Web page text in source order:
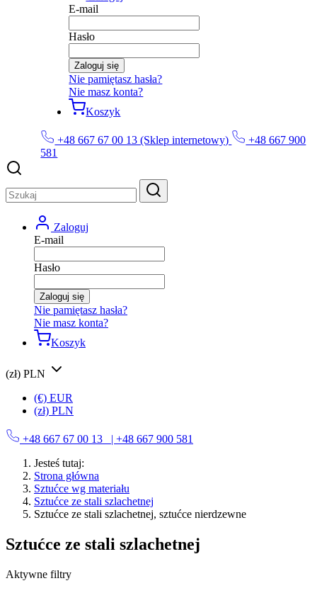
E-mail
Hasło
Zaloguj się
Nie pamiętasz hasła?
Nie masz konta?
Koszyk
+48 667 67 00 13 (Sklep internetowy)
+48 667 900
581
Zaloguj
E-mail
Hasło
Zaloguj się
Nie pamiętasz hasła?
Nie masz konta?
Koszyk
(zł) PLN
(€) EUR
(zł) PLN
+48 667 67 00 13
| +48 667 900 581
Jesteś tutaj:
Strona główna
Sztućce wg materiału
Sztućce ze stali szlachetnej
Sztućce ze stali szlachetnej, sztućce nierdzewne
Sztućce ze stali szlachetnej
Aktywne filtry